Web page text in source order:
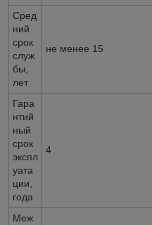
Сред
ний
срок
служ
бы,
лет
не менее 15
Гара
нтий
ный
срок
экспл
уата
ции,
года
4
Меж